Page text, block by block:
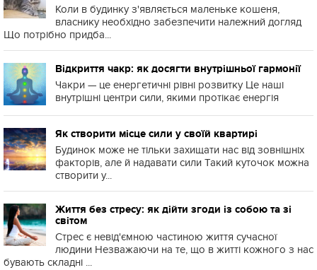
Коли в будинку з'являється маленьке кошеня,
власнику необхідно забезпечити належний догляд
Що потрібно придба...
Відкриття чакр: як досягти внутрішньої гармонії
Чакри — це енергетичні рівні розвитку Це наші
внутрішні центри сили, якими протікає енергія
Як створити місце сили у своїй квартирі
Будинок може не тільки захищати нас від зовнішніх
факторів, але й надавати сили Такий куточок можна
створити у...
Життя без стресу: як дійти згоди із собою та зі
світом
Стрес є невід'ємною частиною життя сучасної
людини Незважаючи на те, що в житті кожного з нас
бувають складні ...